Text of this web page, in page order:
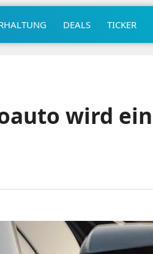
DEALS TICKER
wird ein